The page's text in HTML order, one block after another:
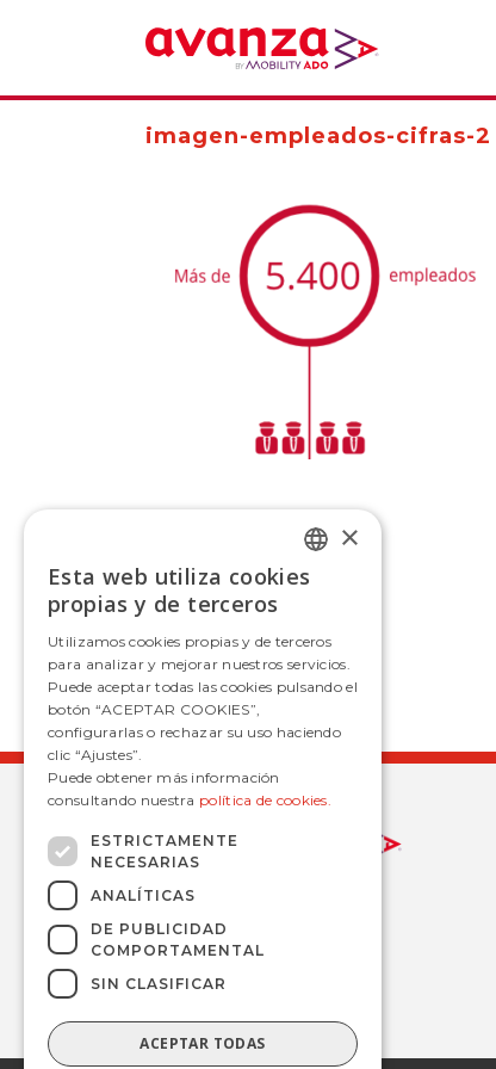
imagen-empleados-cifras-2
SPANISH
×
Esta web utiliza cookies
propias y de terceros
Utilizamos cookies propias y de terceros
para analizar y mejorar nuestros servicios.
Puede aceptar todas las cookies pulsando el
botón “ACEPTAR COOKIES”,
configurarlas o rechazar su uso haciendo
clic “Ajustes”.
Puede obtener más información
consultando nuestra política de cookies.
ESTRICTAMENTE
NECESARIAS
ANALÍTICAS
DE PUBLICIDAD
COMPORTAMENTAL
SIN CLASIFICAR
ACEPTAR TODAS